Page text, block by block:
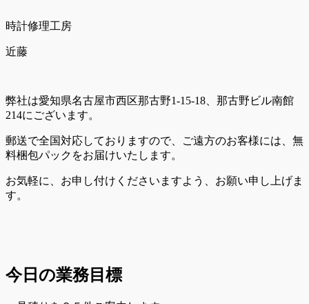
時計修理工房
近藤
弊社は愛知県名古屋市西区那古野1-15-18、那古野ビル南館
214にございます。
郵送で全国対応しておりますので、ご遠方のお客様には、無
料梱包パックをお届けいたします。
お気軽に、お申し付けくださいますよう、お願い申し上げま
す。
今日の業務目標